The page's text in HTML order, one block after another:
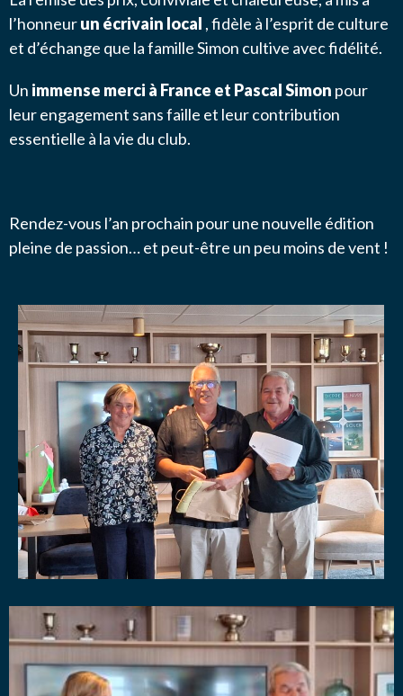
l’honneurun écrivain local , fidèle à l’esprit de culture
et d’échange que la famille Simon cultive avec fidélité.
Un immense merci à France et Pascal Simon pour
leur engagement sans faille et leur contribution
essentielle à la vie du club.
Rendez-vous l’an prochain pour une nouvelle édition
pleine de passion… et peut-être un peu moins de vent !